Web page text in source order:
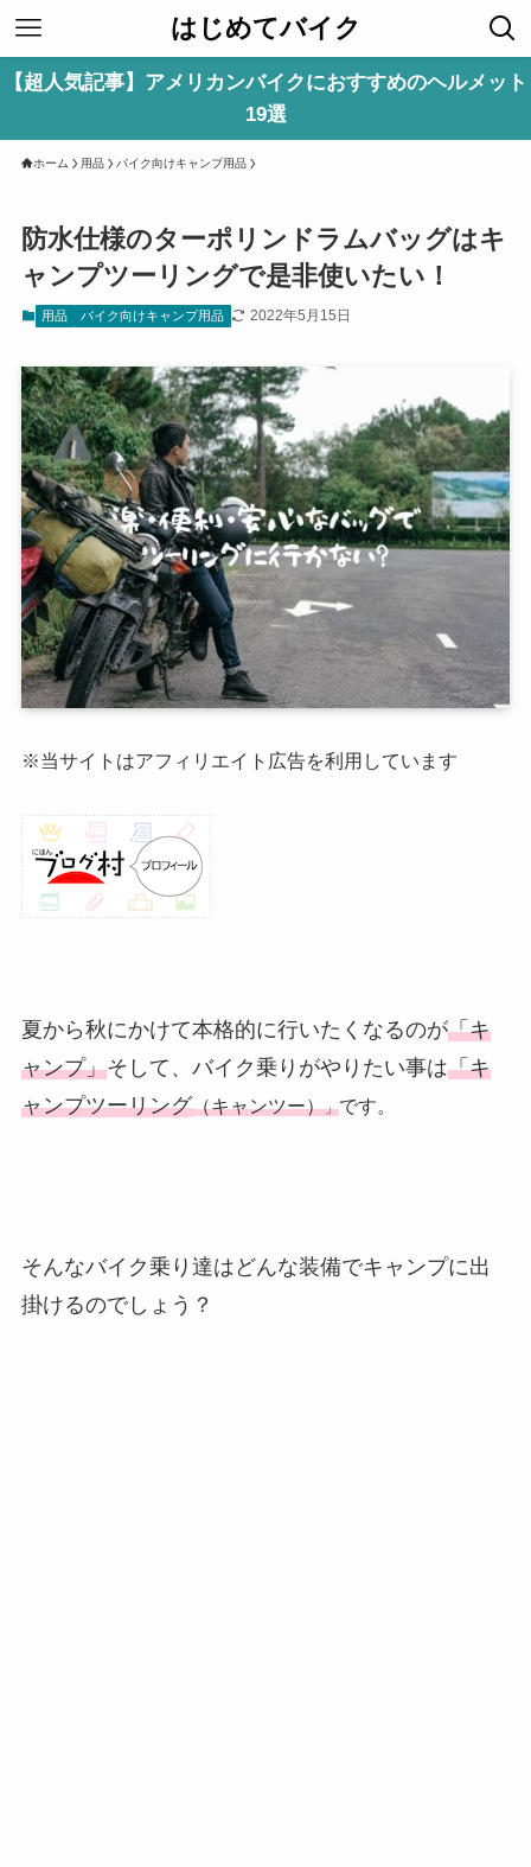
はじめてバイク
【超人気記事】アメリカンバイクにおすすめのヘルメット
19選
ホーム 用品 バイク向けキャンプ用品
防水仕様のターポリンドラムバッグはキ
ャンプツーリングで是非使いたい！
用品 バイク向けキャンプ用品 2022年5月15日
※当サイトはアフィリエイト広告を利用しています
夏から秋にかけて本格的に行いたくなるのが「キ
ャンプ」そして、バイク乗りがやりたい事は「キ
ャンプツーリング（キャンツー）」です。
そんなバイク乗り達はどんな装備でキャンプに出
掛けるのでしょう？